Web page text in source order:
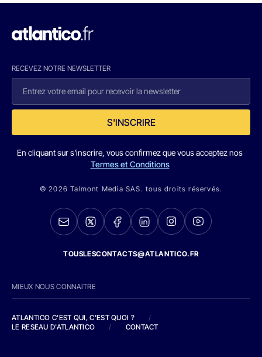
RECEVEZ NOTRE NEWSLETTER
S'INSCRIRE
En cliquant sur s'inscrire, vous confirmez que vous acceptez nos
Termes et Conditions
© 2026 Talmont Media SAS. tous droits réservés.
TOUSLESCONTACTS@ATLANTICO.FR
MIEUX NOUS CONNAITRE
ATLANTICO C'EST QUI, C'EST QUOI ?
/
LE RESEAU D'ATLANTICO
/ CONTACT